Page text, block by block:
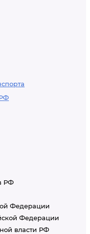
РФ
Федерации
Федерации
власти РФ